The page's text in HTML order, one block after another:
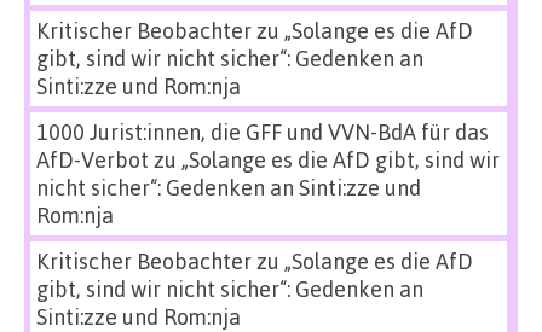
Kritischer Beobachterzu „Solange es die AfD
gibt, sind wir nicht sicher“: Gedenken an
Sinti:zze und Rom:nja
1000 Jurist:innen, die GFF und VVN-BdA für das
AfD-Verbot zu „Solange es die AfD gibt, sind wir
nicht sicher“: Gedenken an Sinti:zze und
Rom:nja
Kritischer Beobachterzu „Solange es die AfD
gibt, sind wir nicht sicher“: Gedenken an
Sinti:zze und Rom:nja